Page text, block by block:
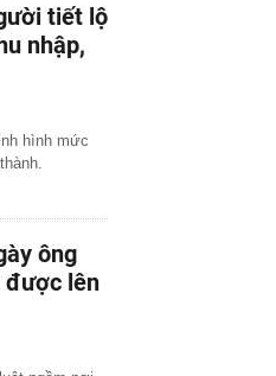
tiết lộ
nhập,
hình mức
ông
được lên